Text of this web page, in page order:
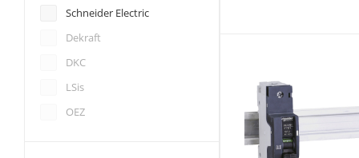
Schneider Electric
Dekraft
DKC
LSis
OEZ